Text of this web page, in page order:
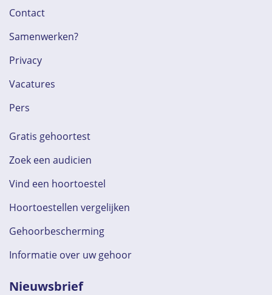
Contact
Samenwerken?
Privacy
Vacatures
Pers
Gratis gehoortest
Zoek een audicien
Vind een hoortoestel
Hoortoestellen vergelijken
Gehoorbescherming
Informatie over uw gehoor
Nieuwsbrief